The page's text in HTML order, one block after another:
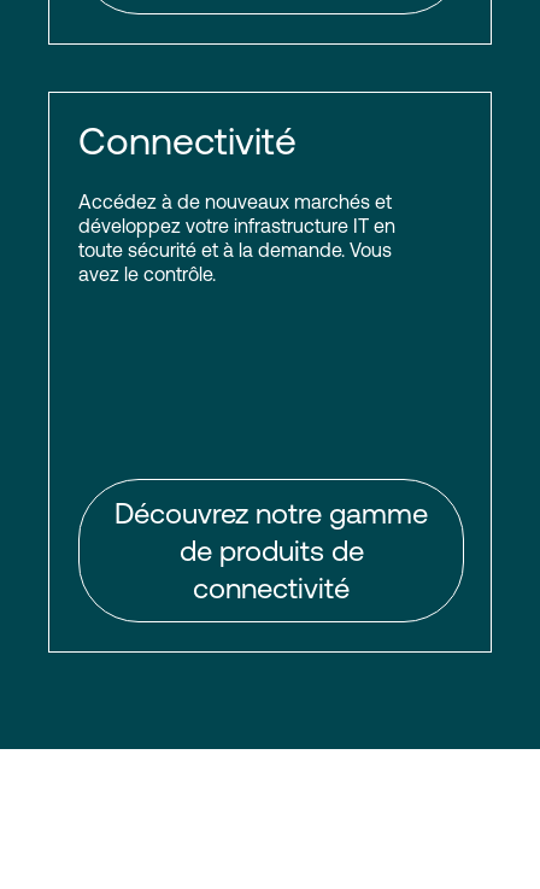
Connectivité
Accédez à de nouveaux marchés et
développez votre infrastructure IT en
toute sécurité et à la demande. Vous
avez le contrôle.
Découvrez notre gamme
de produits de
connectivité